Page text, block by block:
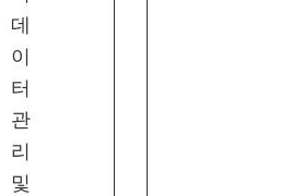
데
이
터
관
리
및